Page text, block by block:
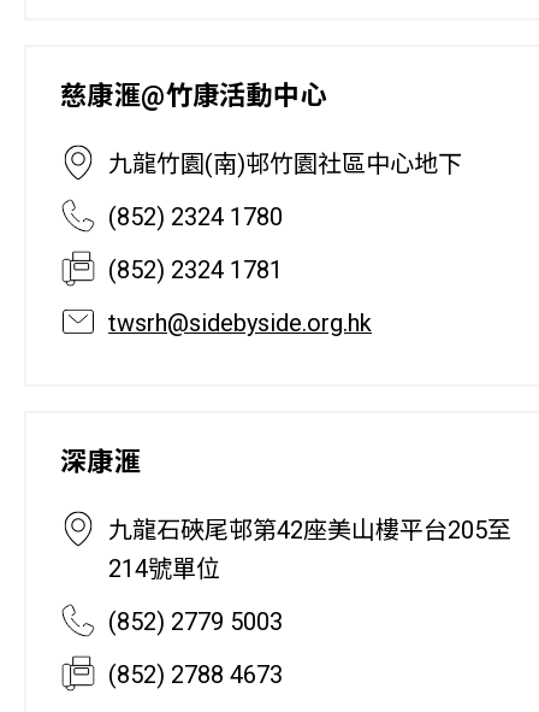
慈康滙@竹康活動中心
九龍竹園(南)邨竹園社區中心地下
(852) 2324 1780
(852) 2324 1781
twsrh@sidebyside.org.hk
深康滙
九龍石硤尾邨第42座美山樓平台205至
214號單位
(852) 2779 5003
(852) 2788 4673